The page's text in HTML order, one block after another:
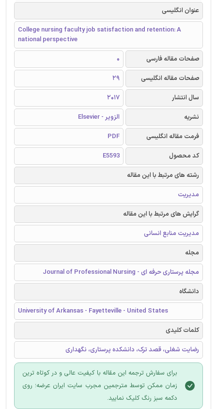
عنوان انگلیسی
College nursing faculty job satisfaction and retention: A
national perspective
صفحات مقاله فارسی
0
صفحات مقاله انگلیسی
29
سال انتشار
2017
نشریه
الزویر - Elsevier
فرمت مقاله انگلیسی
PDF
کد محصول
E5593
رشته های مرتبط با این مقاله
مدیریت
گرایش های مرتبط با این مقاله
مدیریت منابع انسانی
مجله
مجله پرستاری حرفه ای - Journal of Professional Nursing
دانشگاه
University of Arkansas - Fayetteville - United States
کلمات کلیدی
رضایت شغلی، قصد ترک، دانشکده پرستاری، نگهداری
برای سفارش ترجمه این مقاله با کیفیت عالی و در کوتاه ترین
زمان ممکن توسط مترجمین مجرب سایت ایران عرضه؛ روی
دکمه سبز رنگ کلیک نمایید.